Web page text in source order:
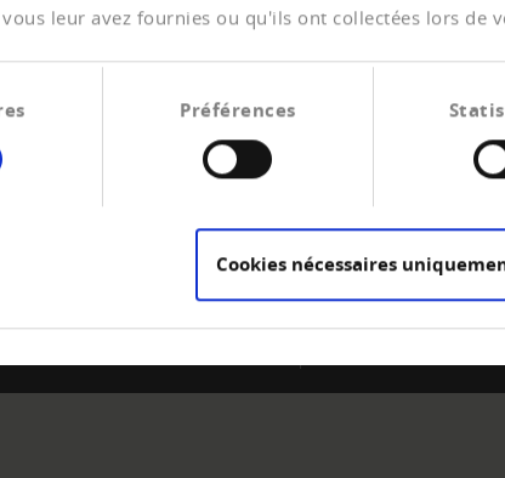
leur avez fournies ou qu'ils ont collectées lors de
Préférences
Cookies nécessaires
A propos de
Contact